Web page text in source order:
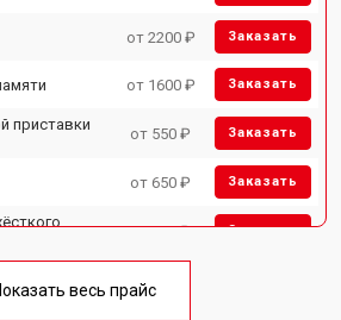
от 2200 ₽ Заказать
от 1600 ₽ Заказать
приставки
от 550 ₽ Заказать
от 650 ₽ Заказать
от 300 ₽ Заказать
от 600 ₽
весь прайс